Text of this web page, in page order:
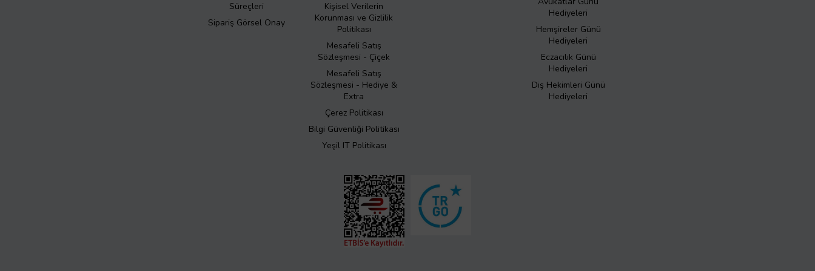
Süreçleri
Sipariş Görsel Onay
Kişisel Verilerin
Korunması ve Gizlilik
Politikası
Mesafeli Satış
Sözleşmesi - Çiçek
Mesafeli Satış
Sözleşmesi - Hediye &
Extra
Çerez Politikası
Bilgi Güvenliği Politikası
Yeşil IT Politikası
Hediyeleri
Hemşireler Günü
Hediyeleri
Eczacılık Günü
Hediyeleri
Diş Hekimleri Günü
Hediyeleri